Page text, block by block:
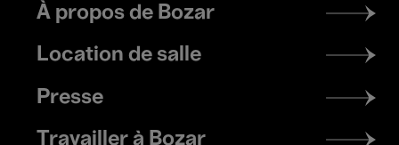
Footer
menu
À propos de Bozar
Location de salle
Presse
Travailler à Bozar